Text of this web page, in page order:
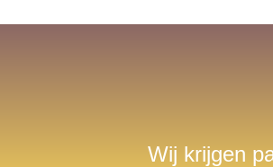
Wij krijgen